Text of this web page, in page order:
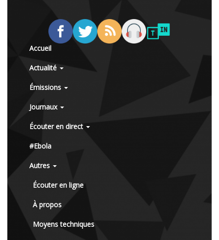
Accueil
Actualité
Émissions
Journaux
Écouter en direct
#Ebola
Autres
Écouter en ligne
À propos
Moyens techniques